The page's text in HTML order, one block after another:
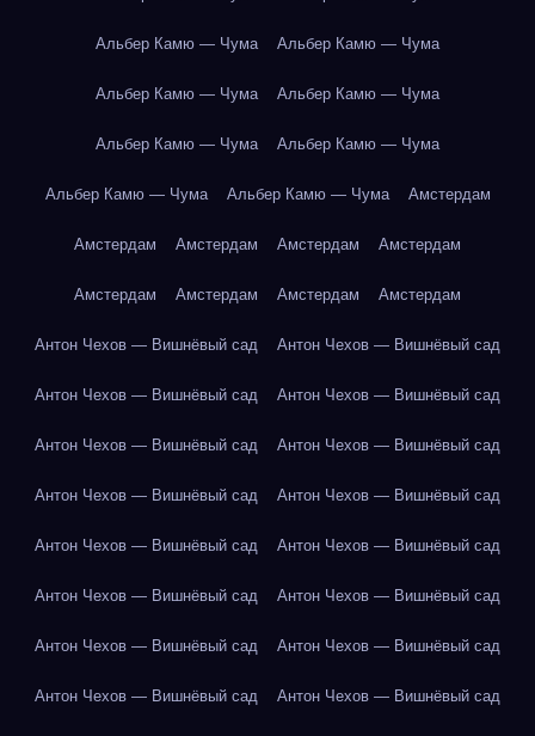
Альбер Камю — Чума Альбер Камю — Чума
Альбер Камю — Чума Альбер Камю — Чума
Альбер Камю — Чума Альбер Камю — Чума
Альбер Камю — Чума Альбер Камю — Чума Амстердам
Амстердам Амстердам Амстердам Амстердам
Амстердам Амстердам Амстердам Амстердам
Антон Чехов — Вишнёвый сад Антон Чехов — Вишнёвый сад
Антон Чехов — Вишнёвый сад Антон Чехов — Вишнёвый сад
Антон Чехов — Вишнёвый сад Антон Чехов — Вишнёвый сад
Антон Чехов — Вишнёвый сад Антон Чехов — Вишнёвый сад
Антон Чехов — Вишнёвый сад Антон Чехов — Вишнёвый сад
Антон Чехов — Вишнёвый сад Антон Чехов — Вишнёвый сад
Антон Чехов — Вишнёвый сад Антон Чехов — Вишнёвый сад
Антон Чехов — Вишнёвый сад Антон Чехов — Вишнёвый сад